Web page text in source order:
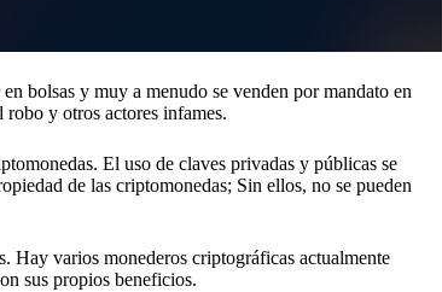
bolsas y muy a menudo se venden por mandato en
y otros actores infames.
El uso de claves privadas y públicas se
de las criptomonedas; Sin ellos, no se pueden
Hay varios monederos criptográficas actualmente
sus propios beneficios.